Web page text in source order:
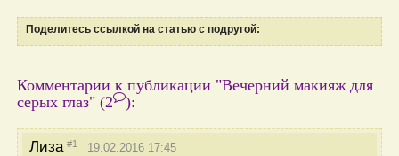
Поделитесь ссылкой на статью с подругой:
Комментарии к публикации "Вечерний макияж для
серых глаз" (2 ):
Лиза #1 19.02.2016 17:45